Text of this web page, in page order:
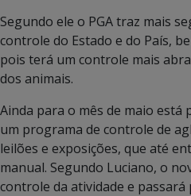
Segundo ele o PGA traz mais
controle do Estado e do País,
pois terá um controle mais
dos animais.
Ainda para o mês de maio está
um programa de controle de
leilões e exposições, que até
manual. Segundo Luciano, o
controle da atividade e